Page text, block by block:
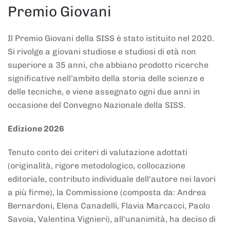
Premio Giovani
Il Premio Giovani della SISS è stato istituito nel 2020.
Si rivolge a giovani studiose e studiosi di età non
superiore a 35 anni, che abbiano prodotto ricerche
significative nell’ambito della storia delle scienze e
delle tecniche, e viene assegnato ogni due anni in
occasione del Convegno Nazionale della SISS.
Edizione 2026
Tenuto conto dei criteri di valutazione adottati
(originalità, rigore metodologico, collocazione
editoriale, contributo individuale dell'autore nei lavori
a più firme), la Commissione (composta da: Andrea
Bernardoni, Elena Canadelli, Flavia Marcacci, Paolo
Savoia, Valentina Vignieri), all'unanimità, ha deciso di